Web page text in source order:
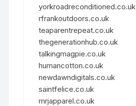
yorkroadreconditioned.co.uk
rfrankoutdoors.co.uk
teaparentrepeat.co.uk
thegenerationhub.co.uk
talkingmagpie.co.uk
humancotton.co.uk
newdawndigitals.co.uk
saintfelice.co.uk
mrjapparel.co.uk